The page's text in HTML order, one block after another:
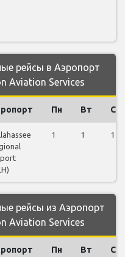
рейсы в Аэропорт
Aviation Services
Пн Вт Ср
1 1 1
рейсы из Аэропорт
Aviation Services
Пн Вт Ср